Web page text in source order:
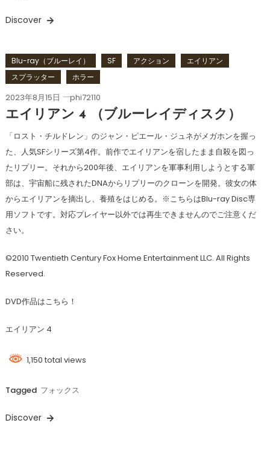
Discover
Blu-ray（ブルーレイ） SF アクション
エイリアン
スプラッター
ホラー
2023年8月15日 phi72110
エイリアン 4 （ブルーレイディスク）
「ロスト・チルドレン」のジャン・ピエール・ジュネがメガホンを握っ
た、人気SFシリーズ第4作。前作でエイリアンを宿したまま自殺を図っ
たリプリー。それから200年後、エイリアンを軍事利用しようとする軍
部は、宇宙船に残されたDNAからリプリーのクローンを開発。彼女の体
からエイリアンを摘出し、養殖をはじめる。※こちらはBlu-ray Disc専
用ソフトです。対応プレイヤー以外では再生できませんのでご注意くだ
さい。
©2010 Twentieth Century Fox Home Entertainment LLC. All Rights
Reserved.
DVD作品はこちら！
エイリアン 4
1,150 total views
Tagged フォックス
Discover